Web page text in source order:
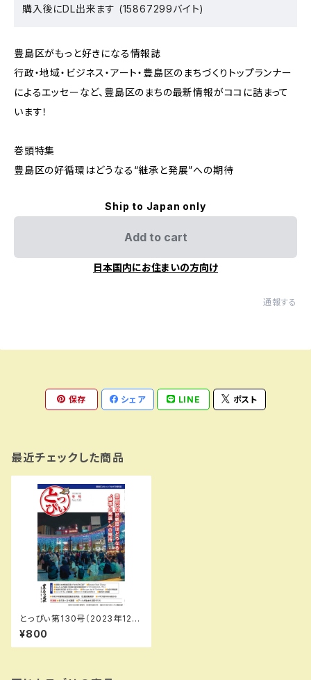
購入後にDL出来ます (15867299バイト)
豊島区がもっと好きになる情報誌
行政・地域・ビジネス・アート・豊島区のまちづくりトップランナー
によるエッセーなど、豊島区のまちの最新情報がココに詰まって
います！
巻頭特集
豊島区の好循環はどうなる“継承と発展”への期待
Ship to Japan only
Add to cart
日本国内にお住まいの方向け
通報する
保存 シェア LINE ポスト
最近チェックした商品
とっぴぃ第130号（2023年12
月）PDFデータ版
¥800